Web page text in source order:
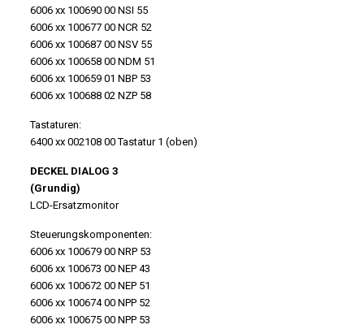
6006 xx 100690 00 NSI 55
6006 xx 100677 00 NCR 52
6006 xx 100687 00 NSV 55
6006 xx 100658 00 NDM 51
6006 xx 100659 01 NBP 53
6006 xx 100688 02 NZP 58
Tastaturen:
6400 xx 002108 00 Tastatur 1 (oben)
DECKEL DIALOG 3
(Grundig)
LCD-Ersatzmonitor
Steuerungskomponenten:
6006 xx 100679 00 NRP 53
6006 xx 100673 00 NEP 43
6006 xx 100672 00 NEP 51
6006 xx 100674 00 NPP 52
6006 xx 100675 00 NPP 53